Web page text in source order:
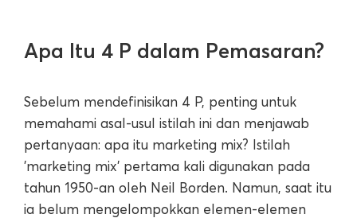
Apa Itu 4 P dalam Pemasaran?
Sebelum mendefinisikan 4 P, penting untuk
memahami asal-usul istilah ini dan menjawab
pertanyaan: apa itu marketing mix? Istilah
'marketing mix' pertama kali digunakan pada
tahun 1950-an oleh Neil Borden. Namun, saat itu
ia belum mengelompokkan elemen-elemen